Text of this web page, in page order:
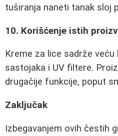
tuširanja naneti tanak sloj
10. Korišćenje istih
Kreme za lice sadrže
sastojaka i UV filtere.
drugačije funkcije, poput
Zaključak
Izbegavanjem ovih čestih